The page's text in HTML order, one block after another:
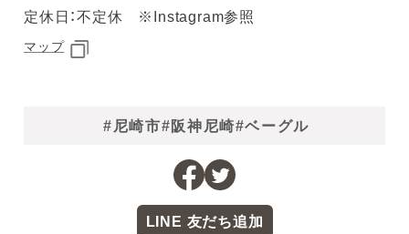
定休日：不定休 ※Instagram参照
マップ
#尼崎市#阪神尼崎#ベーグル
LINE 友だち追加